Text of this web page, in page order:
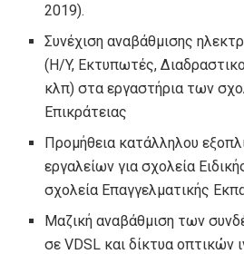
2019).
Συνέχιση αναβάθμισης
(H/Y, Εκτυπωτές,
κλπ) στα εργαστήρια των
Επικράτειας
Προμήθεια κατάλληλου
εργαλείων για σχολεία
σχολεία Επαγγελματικής
Μαζική αναβάθμιση των
σε VDSL και δίκτυα οπτικών